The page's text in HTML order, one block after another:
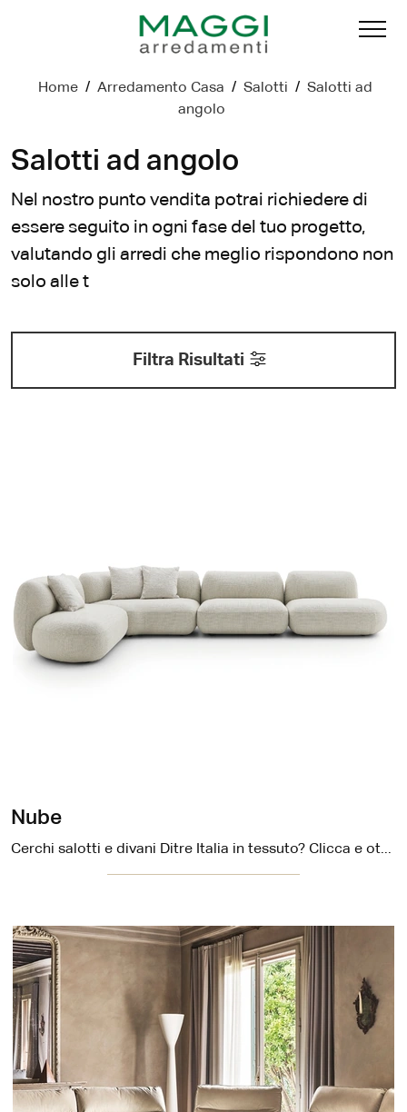
Home / Arredamento Casa / Salotti / Salotti ad
angolo
Salotti ad angolo
Nel nostro punto vendita potrai richiedere di
essere seguito in ogni fase del tuo progetto,
valutando gli arredi che meglio rispondono non
solo alle t
Filtra Risultati
Nube
Cerchi salotti e divani Ditre Italia in tessuto? Clicca e ottieni informazioni sul modello Nube per spazi design.